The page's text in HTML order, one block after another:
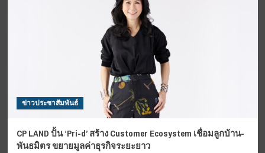
ข่าวประชาสัมพันธ์
CP LAND ปั้น ‘Pri-d’ สร้าง Customer Ecosystem เชื่อมลูกบ้าน-
พันธมิตร ขยายมูลค่าธุรกิจระยะยาว